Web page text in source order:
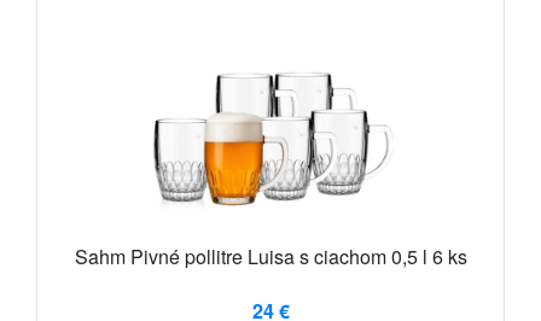
Sahm Pivné pollitre Luisa s ciachom 0,5 l 6 ks
24 €